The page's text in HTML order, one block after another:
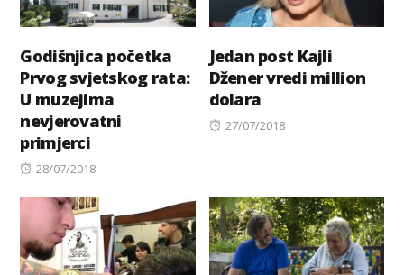
Godišnjica početka
Prvog svjetskog rata:
U muzejima
nevjerovatni
primjerci
Posted
28/07/2018
Jedan post Kajli
Džener vredi million
dolara
Posted
27/07/2018